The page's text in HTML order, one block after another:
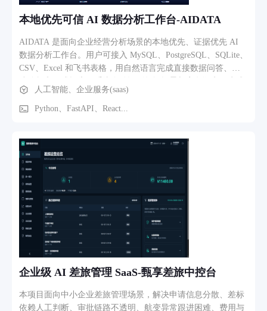
本地优先可信 AI 数据分析工作台-AIDATA
AIDATA 是面向企业经营分析场景的本地优先、证据优先 AI
数据分析工作台。用户可接入 MySQL、PostgreSQL、SQLite、
CSV、Excel 和飞书表格，用自然语言完成直接数据问答、快
只读 SQL 并在本地执行，随后完成趋势与异常诊断、图表推
荐、证据链绑定、结论与假设分离以及 HTML、PDF、PPTX
盘、业务口径版本管理、敏感字段识别和经营简报送达。核心
业务流程为：接入数据 → 自动画像 → 确认关键业务口径 →
自然语言提问 → 安全查询 → 确定性计算 → 生成图表与证据
→ 质量验证 → 沉淀报告或创建自动关注任务。默认只展示结
果，计算过程、SQL、证据和复核记录可按需展开，兼顾小白
用户的易用性与专业用户的可复查性。
人工智能、企业服务(saas)
Python、FastAPI、React...
企业级 AI 差旅管理 SaaS-甄享差旅中控台
本项目面向中小企业差旅管理场景，解决申请信息分散、差标
依赖人工判断、审批链路不透明、航变异常跟进困难、费用与